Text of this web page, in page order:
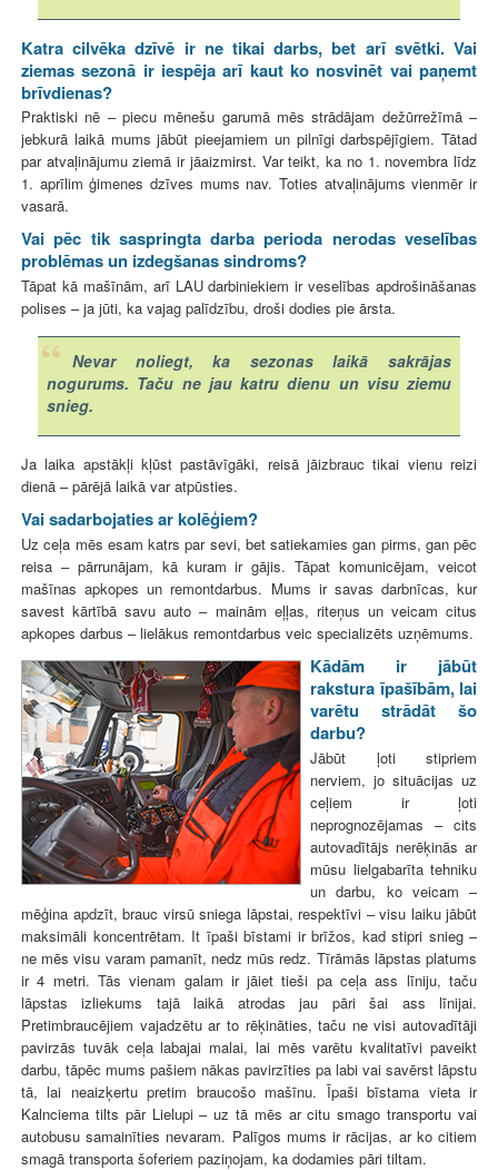
Katra cilvēka dzīvē ir ne tikai darbs, bet arī svētki. Vai
ziemas sezonā ir iespēja arī kaut ko nosvinēt vai paņemt
brīvdienas?
Praktiski nē – piecu mēnešu garumā mēs strādājam dežūrrežīmā –
jebkurā laikā mums jābūt pieejamiem un pilnīgi darbspējīgiem. Tātad
par atvaļinājumu ziemā ir jāaizmirst. Var teikt, ka no 1. novembra līdz
1. aprīlim ģimenes dzīves mums nav. Toties atvaļinājums vienmēr ir
vasarā.
Vai pēc tik saspringta darba perioda nerodas veselības
problēmas un izdegšanas sindroms?
Tāpat kā mašīnām, arī LAU darbiniekiem ir veselības apdrošināšanas
polises – ja jūti, ka vajag palīdzību, droši dodies pie ārsta.
Nevar noliegt, ka sezonas laikā sakrājas
nogurums. Taču ne jau katru dienu un visu ziemu
snieg.
Ja laika apstākļi kļūst pastāvīgāki, reisā jāizbrauc tikai vienu reizi
dienā – pārējā laikā var atpūsties.
Vai sadarbojaties ar kolēģiem?
Uz ceļa mēs esam katrs par sevi, bet satiekamies gan pirms, gan pēc
reisa – pārrunājam, kā kuram ir gājis. Tāpat komunicējam, veicot
mašīnas apkopes un remontdarbus. Mums ir savas darbnīcas, kur
savest kārtībā savu auto – mainām eļļas, riteņus un veicam citus
apkopes darbus – lielākus remontdarbus veic specializēts uzņēmums.
Kādām ir jābūt
rakstura īpašībām, lai
varētu strādāt šo
darbu?
Jābūt ļoti stipriem
nerviem, jo situācijas uz
ceļiem ir ļoti
neprognozējamas – cits
autovadītājs nerēķinās ar
mūsu lielgabarīta tehniku
un darbu, ko veicam –
mēģina apdzīt, brauc virsū sniega lāpstai, respektīvi – visu laiku jābūt
maksimāli koncentrētam. It īpaši bīstami ir brīžos, kad stipri snieg –
ne mēs visu varam pamanīt, nedz mūs redz. Tīrāmās lāpstas platums
ir 4 metri. Tās vienam galam ir jāiet tieši pa ceļa ass līniju, taču
lāpstas izliekums tajā laikā atrodas jau pāri šai ass līnijai.
Pretimbraucējiem vajadzētu ar to rēķināties, taču ne visi autovadītāji
pavirzās tuvāk ceļa labajai malai, lai mēs varētu kvalitatīvi paveikt
darbu, tāpēc mums pašiem nākas pavirzīties pa labi vai savērst lāpstu
tā, lai neaizķertu pretim braucošo mašīnu. Īpaši bīstama vieta ir
Kalnciema tilts pār Lielupi – uz tā mēs ar citu smago transportu vai
autobusu samainīties nevaram. Palīgos mums ir rācijas, ar ko citiem
smagā transporta šoferiem paziņojam, ka dodamies pāri tiltam.